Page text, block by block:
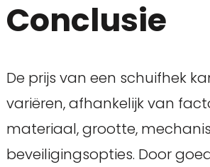
Conclusie
De prijs van een schuifhek
variëren, afhankelijk van
materiaal, grootte,
beveiligingsopties. Door